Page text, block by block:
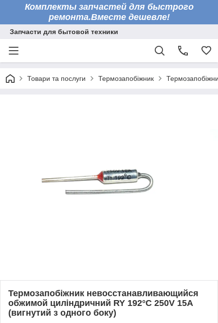
Комплекты запчастей для быстрого
ремонта.Вместе дешевле!
Запчасти для бытовой техники
Товари та послуги Термозапобіжник
Термозапобіжник невосстанавливающийся
обжимой циліндричний RY 192°C 250V 15А
(вигнутий з одного боку)